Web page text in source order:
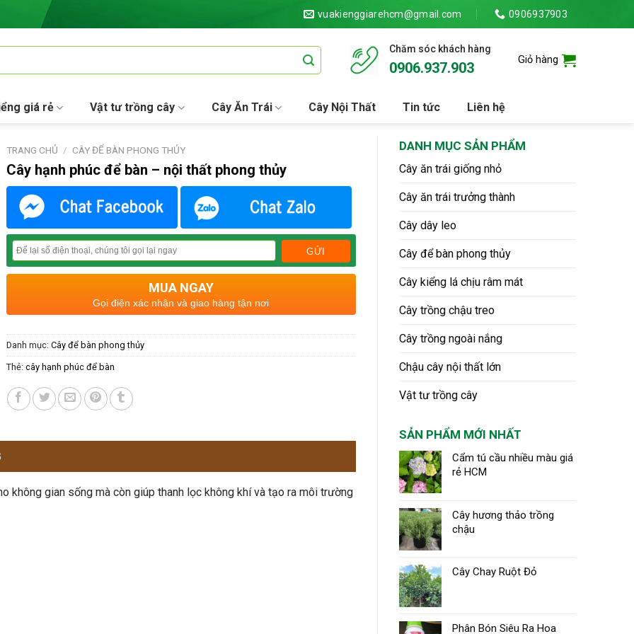
vuakienggiarehcm@gmail.com 0906937903
Chăm sóc khách hàng
0906.937.903 Giỏ hàng
giá rẻ Vật tư trồng cây Cây Ăn Trái Cây Nội Thất Tin tức Liên hệ
DANH MỤC SẢN PHẨM
Cây ăn trái giống nhỏ
Cây ăn trái trưởng thành
Cây dây leo
Cây để bàn phong thủy
Cây kiểng lá chịu râm mát
Cây trồng chậu treo
Cây trồng ngoài nắng
Chậu cây nội thất lớn
Vật tư trồng cây
SẢN PHẨM MỚI NHẤT
Cẩm tú cầu nhiều màu giá
rẻ HCM
Cây hương thảo trồng
chậu
Cây Chay Ruột Đỏ
Phân Bón Siêu Ra Hoa
TRANG CHỦ / CÂY ĐỂ BÀN PHONG THỦY
Cây hạnh phúc để bàn – nội thất phong thủy
MUA NGAY
Gọi điện xác nhận và giao hàng tận nơi
Danh mục: Cây để bàn phong thủy
Thẻ: cây hạnh phúc để bàn
không gian sống mà còn giúp thanh lọc không khí và tạo ra môi trường